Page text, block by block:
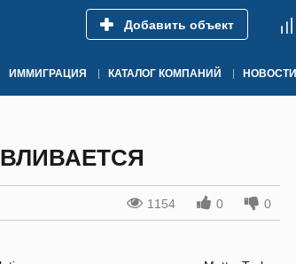
Добавить объект
ИММИГРАЦИЯ КАТАЛОГ КОМПАНИЙ НОВОСТИ
1154 0 0